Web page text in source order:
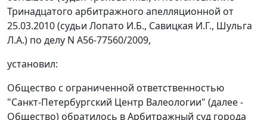
Тринадцатого арбитражного апелляционной от
25.03.2010 (судьи Лопато И.Б., Савицкая И.Г., Шульга
Л.А.) по делу N А56-77560/2009,
установил:
Общество с ограниченной ответственностью
"Санкт-Петербургский Центр Валеологии" (далее -
Общество) обратилось в Арбитражный суд города